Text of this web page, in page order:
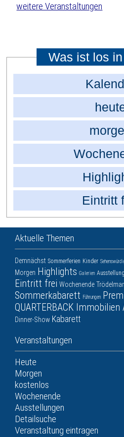
weitere Veranstaltungen
Was ist los
Eintritt
Aktuelle Themen
Demnächst Sommerferien Kinder
Morgen Highlights Galerien
Eintritt frei Wochenende
Sommerkabarett Führungen
QUARTERBACK Immobilien
Dinner-Show Kabarett
Veranstaltungen
Heute
Morgen
kostenlos
Wochenende
Ausstellungen
Detailsuche
Veranstaltung eintragen